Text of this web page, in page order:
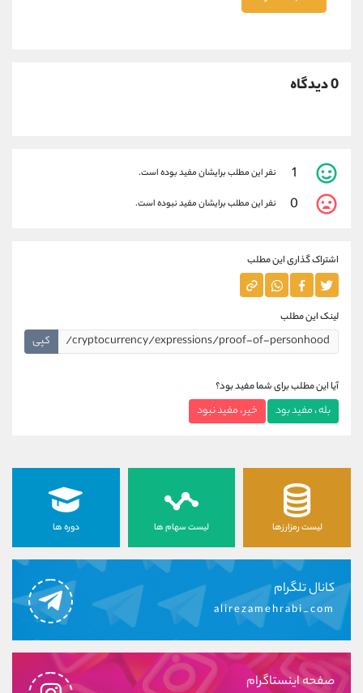
0 دیدگاه
1 نفر این مطلب برایشان مفید بوده است.
0 نفر این مطلب برایشان مفید نبوده است.
اشتراک گذاری این مطلب
لینک این مطلب
کپی
آیا این مطلب برای شما مفید بود؟
بله ، مفید بود خیر ، مفید نبود
لیست رمزارزها لیست سهام ها دوره ها
کانال تلگرام
alirezamehrabi_com
صفحه اینستاگرام